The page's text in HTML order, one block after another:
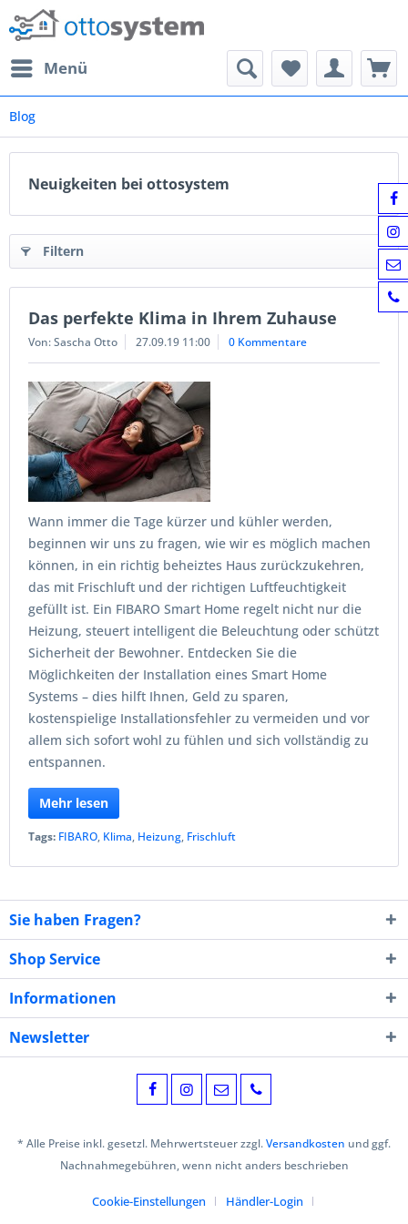
Menü
Blog
Neuigkeiten bei ottosystem
Filtern
Das perfekte Klima in Ihrem Zuhause
Von: Sascha Otto 27.09.19 11:00 0 Kommentare
Wann immer die Tage kürzer und kühler werden,
beginnen wir uns zu fragen, wie wir es möglich machen
können, in ein richtig beheiztes Haus zurückzukehren,
das mit Frischluft und der richtigen Luftfeuchtigkeit
gefüllt ist. Ein FIBARO Smart Home regelt nicht nur die
Heizung, steuert intelligent die Beleuchtung oder schützt
Sicherheit der Bewohner. Entdecken Sie die
Möglichkeiten der Installation eines Smart Home
Systems – dies hilft Ihnen, Geld zu sparen,
kostenspielige Installationsfehler zu vermeiden und vor
allem sich sofort wohl zu fühlen und sich vollständig zu
entspannen.
Mehr lesen
Tags: FIBARO, Klima, Heizung, Frischluft
Sie haben Fragen?
Shop Service
Informationen
Newsletter
* Alle Preise inkl. gesetzl. Mehrwertsteuer zzgl.Versandkosten und ggf.
Nachnahmegebühren, wenn nicht anders beschrieben
Cookie-Einstellungen Händler-Login